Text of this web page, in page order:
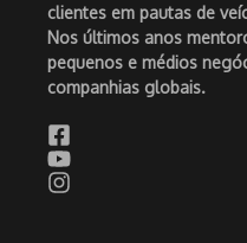
clientes em pautas de
Nos últimos anos
pequenos e médios
companhias globais.